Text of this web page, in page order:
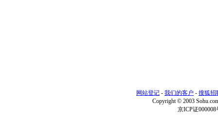
网站登记 - 我们的客户 - 搜狐招
Copyright © 2003
京ICP证